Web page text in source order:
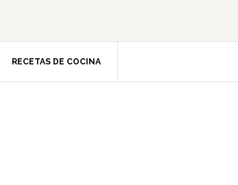
RECETAS DE COCINA